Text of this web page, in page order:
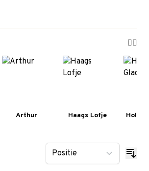
Arthur Haags Lofje